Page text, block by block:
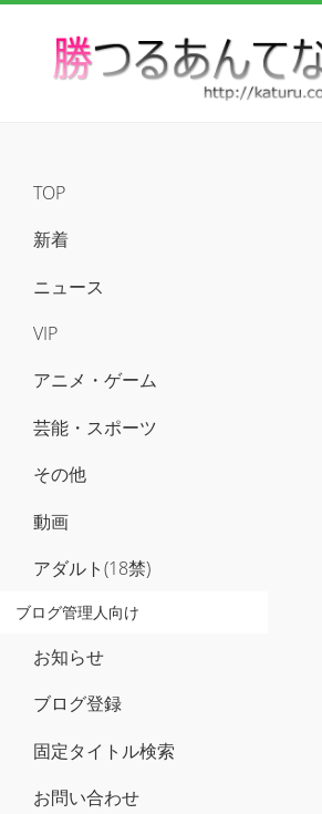
TOP
新着
ニュース
VIP
アニメ・ゲーム
芸能・スポーツ
その他
動画
アダルト(18禁)
ブログ管理人向け
お知らせ
ブログ登録
固定タイトル検索
お問い合わせ